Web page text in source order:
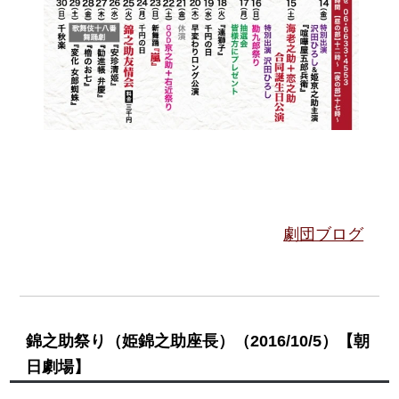
劇団ブログ
錦之助祭り（姫錦之助座長） （2016/10/5）
【朝
日劇場】